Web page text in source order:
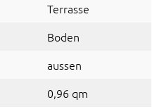
Terrasse
Boden
aussen
0,96 qm